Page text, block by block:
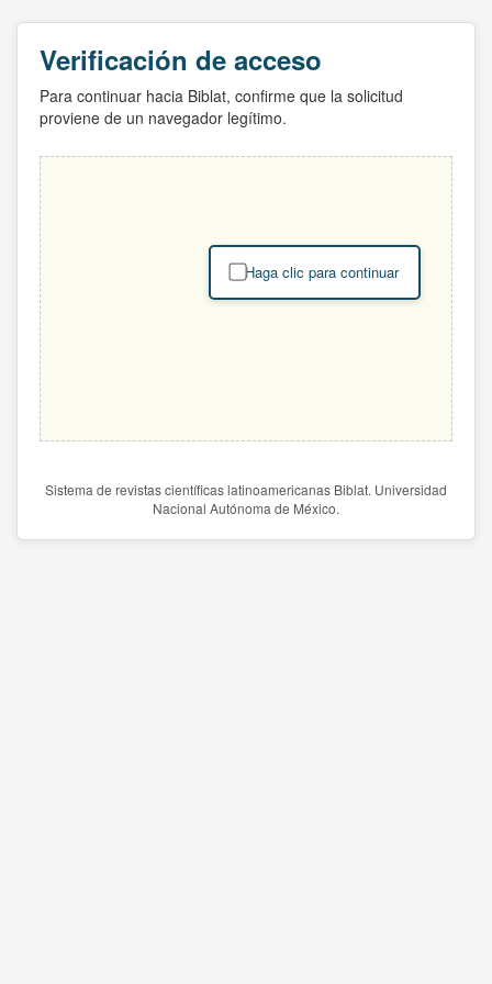
Verificación de acceso
Para continuar hacia Biblat, confirme que la solicitud
proviene de un navegador legítimo.
Haga clic para continuar
Sistema de revistas científicas latinoamericanas Biblat. Universidad
Nacional Autónoma de México.